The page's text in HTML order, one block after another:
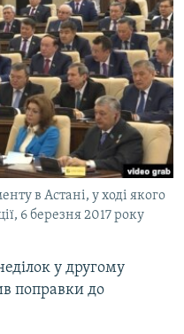
в Астані, у ході якого
6 березня 2017 року
у другому
поправки до